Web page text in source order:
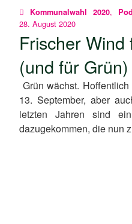
Kommunalwahl 2020,
28. August 2020
Frischer Wind
(und für Grün)
Grün wächst.
13. September, aber
letzten Jahren sind
dazugekommen, die nun